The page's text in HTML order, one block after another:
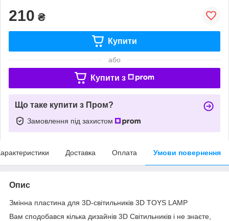
210 ₴
Купити
або
Купити з
Що таке купити з Пром?
Замовлення під захистом
Доставка Оплата Умови повернення
Опис
Змінна пластина для 3D-світильників 3D TOYS LAMP
Вам сподобався кілька дизайнів 3D Світильників і не знаєте,